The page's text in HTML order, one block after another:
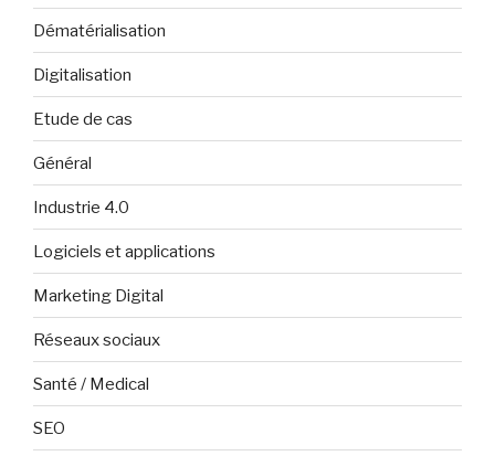
Dématérialisation
Digitalisation
Etude de cas
Général
Industrie 4.0
Logiciels et applications
Marketing Digital
Réseaux sociaux
Santé / Medical
SEO